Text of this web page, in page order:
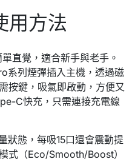
用方法
直覺，適合新手與老手。
系列煙彈插入主機，透過磁
按鍵，吸氣即啟動，方便又
C快充，只需連接充電線
狀態，每吸15口還會震動提
式（Eco/Smooth/Boost）